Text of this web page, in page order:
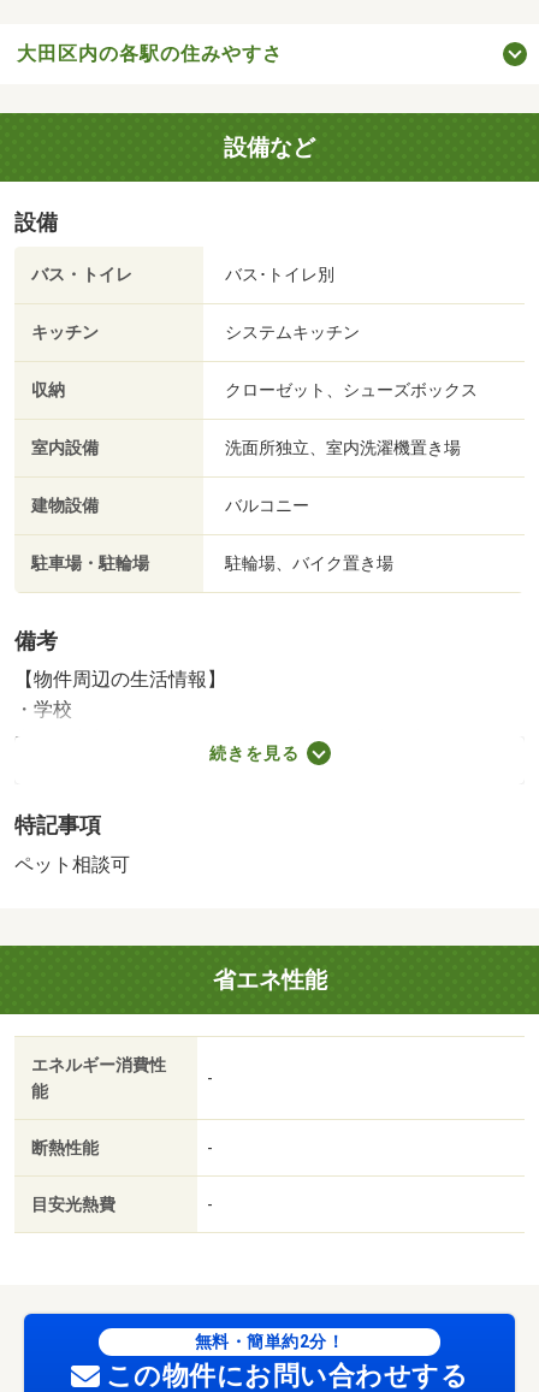
大田区内の各駅の住みやすさ
設備など
設備
バス・トイレ バス･トイレ別
キッチン システムキッチン
収納 クローゼット、シューズボックス
室内設備 洗面所独立、室内洗濯機置き場
建物設備 バルコニー
駐車場・駐輪場 駐輪場、バイク置き場
備考
【物件周辺の生活情報】
・学校
大田区立新宿小学校（800m）、大田区立蒲田中学校
スーパー（230m）、コンビニ（350m）、ドラッグストア
（650m）
施工会社：（株）白石
２－００５２０３ 【設備・特記事項備考】全居室収納
町会費：300円
続きを見る
特記事項
ペット相談可
省エネ性能
エネルギー消費性
能
-
断熱性能 -
目安光熱費 -
無料・簡単約2分！
この物件にお問い合わせする